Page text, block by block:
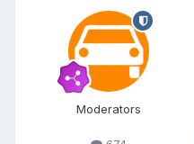
Moderators